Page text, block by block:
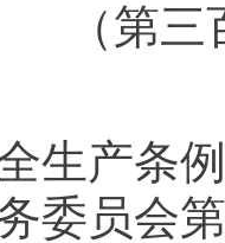
（第
全生产条
委员会